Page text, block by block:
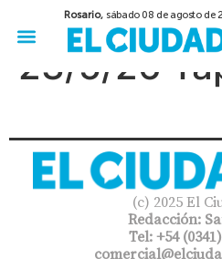
Rosario, sábado 08 de agosto de
23/5/26
(c) 2025 El
Redacción:
Tel: +54